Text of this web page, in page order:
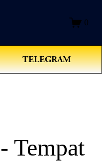
0
TELEGRAM
Tempat